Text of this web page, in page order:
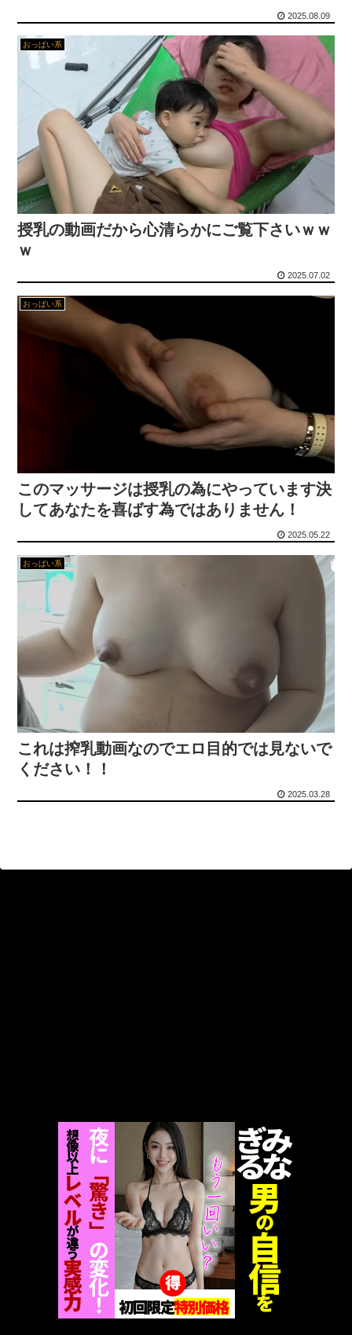
【画像】 最近のスク水、お股のところがエチエチすぎるｗｗｗ
Powered by livedoor 相互RSS
2025.08.09
おっぱい系
授乳の動画だから心清らかにご覧下さいｗｗ
ｗ
2025.07.02
おっぱい系
このマッサージは授乳の為にやっています決
してあなたを喜ばす為ではありません！
2025.05.22
おっぱい系
これは搾乳動画なのでエロ目的では見ないで
ください！！
2025.03.28